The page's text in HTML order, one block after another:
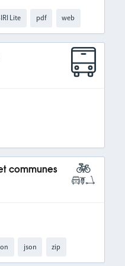
Lite pdf web
communes
json zip